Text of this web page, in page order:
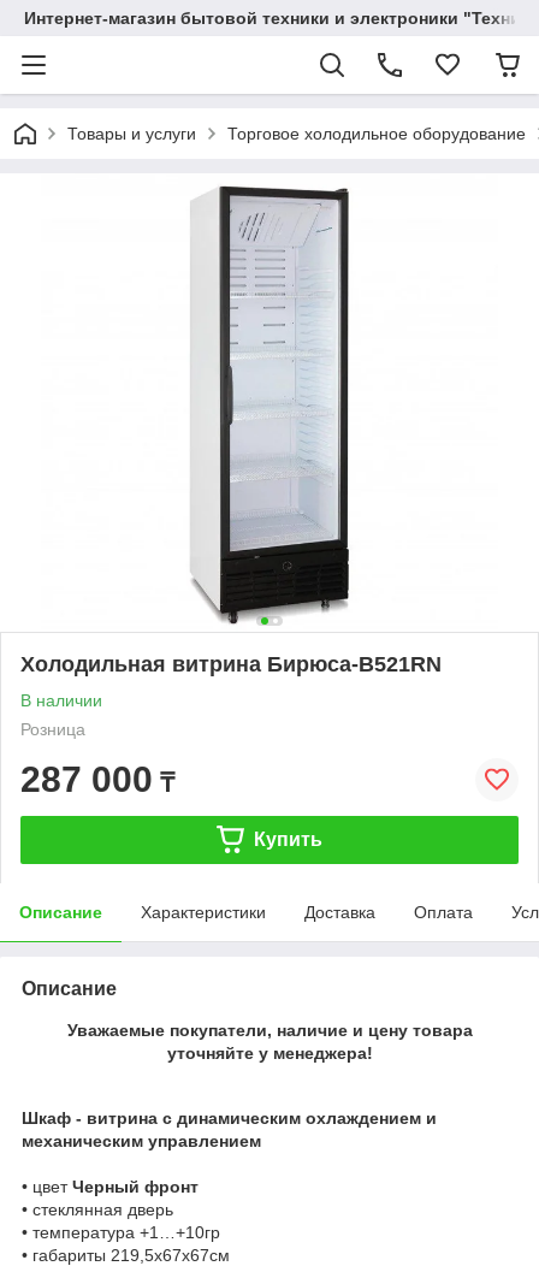
Интернет-магазин бытовой техники и электроники
Товары и услуги Торговое холодильное оборудование
Холодильная витрина Бирюса-B521RN
В наличии
Розница
287 000 ₸
Купить
Описание Характеристики Доставка Оплата
Описание
Уважаемые покупатели, наличие и цену товара
уточняйте у менеджера!
Шкаф - витрина с динамическим охлаждением и
механическим управлением
• цветЧерный фронт
• стеклянная дверь
• температура +1…+10гр
• габариты 219,5х67х67см